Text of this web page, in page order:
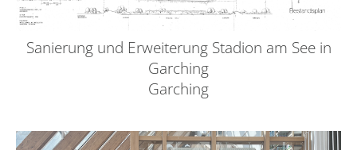
Sanierung und Erweiterung Stadion am See in
Garching
Garching